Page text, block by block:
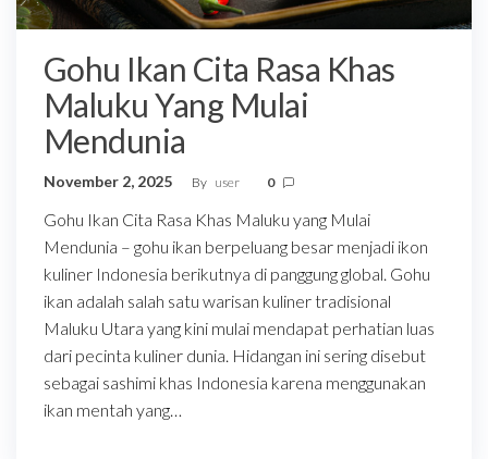
Gohu Ikan Cita Rasa Khas
Maluku Yang Mulai
Mendunia
November 2, 2025 By user 0
Gohu Ikan Cita Rasa Khas Maluku yang Mulai
Mendunia – gohu ikan berpeluang besar menjadi ikon
kuliner Indonesia berikutnya di panggung global. Gohu
ikan adalah salah satu warisan kuliner tradisional
Maluku Utara yang kini mulai mendapat perhatian luas
dari pecinta kuliner dunia. Hidangan ini sering disebut
sebagai sashimi khas Indonesia karena menggunakan
ikan mentah yang…